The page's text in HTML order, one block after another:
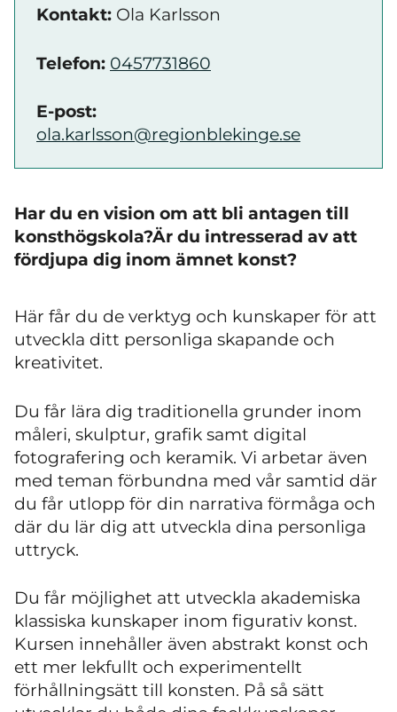
Kontakt: Ola Karlsson
Telefon: 0457731860
E-post:
ola.karlsson@regionblekinge.se
Har du en vision om att bli antagen till
konsthögskola?Är du intresserad av att
fördjupa dig inom ämnet konst?
Här får du de verktyg och kunskaper för att
utveckla ditt personliga skapande och
kreativitet.
Du får lära dig traditionella grunder inom
måleri, skulptur, grafik samt digital
fotografering och keramik. Vi arbetar även
med teman förbundna med vår samtid där
du får utlopp för din narrativa förmåga och
där du lär dig att utveckla dina personliga
uttryck.
Du får möjlighet att utveckla akademiska
klassiska kunskaper inom figurativ konst.
Kursen innehåller även abstrakt konst och
ett mer lekfullt och experimentellt
förhållningsätt till konsten. På så sätt